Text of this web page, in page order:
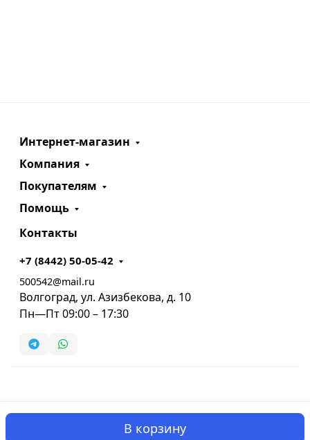
В корзину
Интернет-магазин
Компания
Покупателям
Помощь
Контакты
+7 (8442) 50-05-42
500542@mail.ru
Волгоград, ул. Азизбекова, д. 10
Пн—Пт 09:00 – 17:30